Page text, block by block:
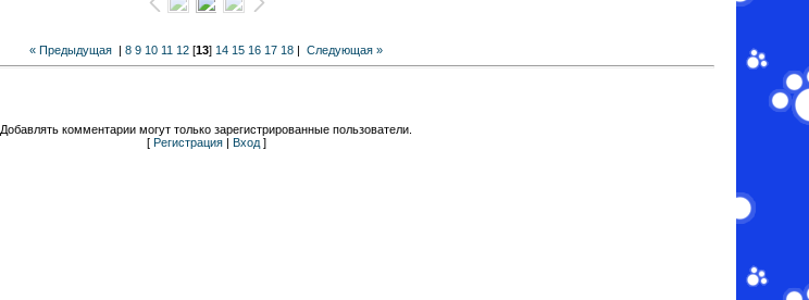
« Предыдущая | 8 9 10 11 12 [13] 14 15 16 17 18 | Следующая »
Добавлять комментарии могут только зарегистрированные пользователи.
[ Регистрация| Вход]